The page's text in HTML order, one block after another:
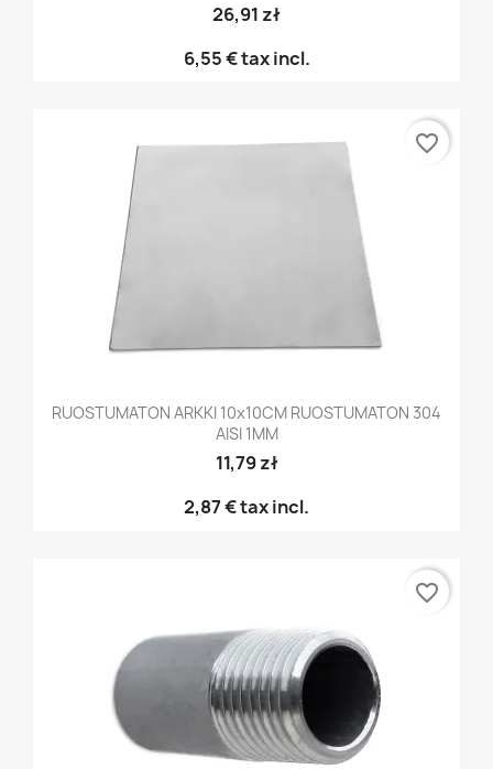
26,91 zł
6,55 €tax incl.
RUOSTUMATON ARKKI 10x10CM RUOSTUMATON 304
AISI 1MM
11,79 zł
2,87 €tax incl.
favorite_border
favorite_border